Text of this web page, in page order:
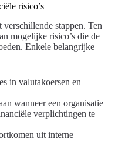
risico’s
stappen. Ten
mogelijke risico’s die de
Enkele belangrijke
in valutakoersen en
wanneer een organisatie
verplichtingen te
uit interne